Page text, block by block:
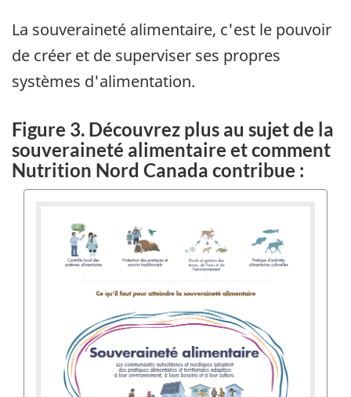
La souveraineté alimentaire, c'est le pouvoir
de créer et de superviser ses propres
systèmes d'alimentation.
Figure 3. Découvrez plus au sujet de la
souveraineté alimentaire et comment
Nutrition Nord Canada contribue :